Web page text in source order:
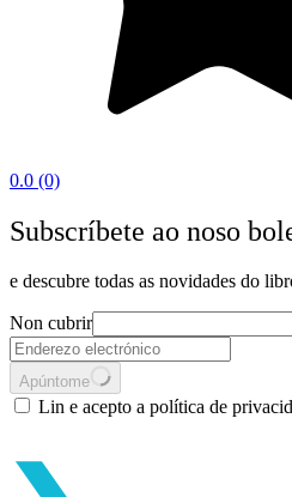
0.0 (0)
Subscríbete ao noso
e descubre todas as novidades do
Non cubrir
Apúntome
Lin e acepto a política de